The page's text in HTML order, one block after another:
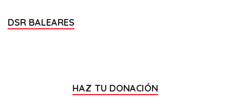
DSR BALEARES
HAZ TU DONACIÓN